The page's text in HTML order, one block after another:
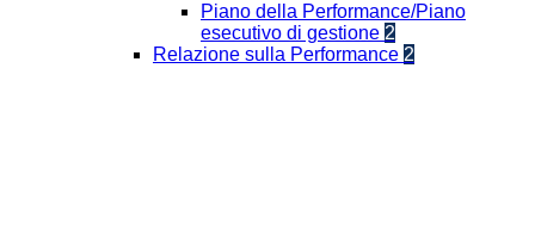
Piano della Performance/Piano
esecutivo di gestione 2
Relazione sulla Performance 2